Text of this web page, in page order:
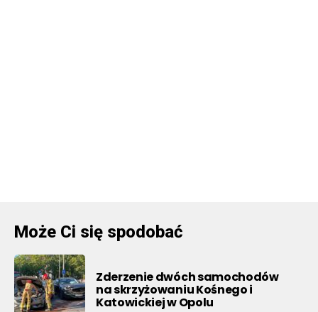
Może Ci się spodobać
Zderzenie dwóch samochodów
na skrzyżowaniu Kośnego i
Katowickiej w Opolu